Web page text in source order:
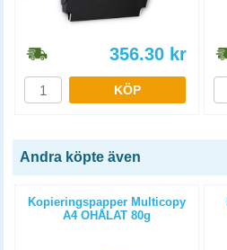
356.30 kr
KÖP
Andra köpte även
Kopieringspapper Multicopy
A4 OHÅLAT 80g